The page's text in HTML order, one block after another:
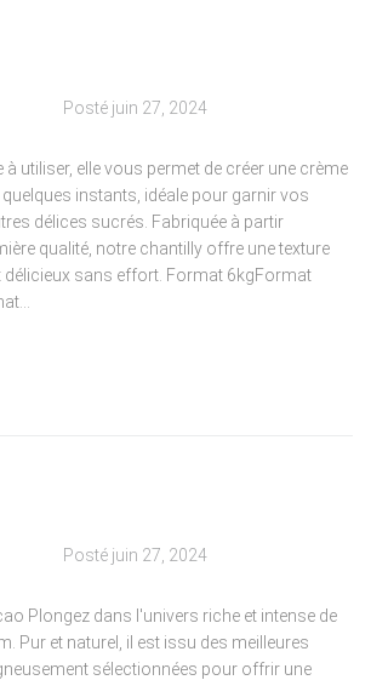
Posté juin 27, 2024
à utiliser, elle vous permet de créer une crème
instants, idéale pour garnir vos
délices sucrés. Fabriquée à partir
qualité, notre chantilly offre une texture
délicieux sans effort. Format 6kgFormat
Posté juin 27, 2024
Plongez dans l'univers riche et intense de
Pur et naturel, il est issu des meilleures
sélectionnées pour offrir une